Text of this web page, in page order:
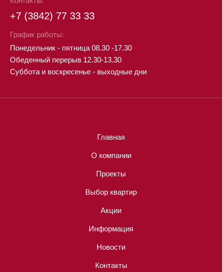
+7 (3842) 77 33 33
График работы:
Понедельник - пятница 08.30 -17.30
Обеденный перерыв 12.30-13.30
Суббота и воскресенье - выходные дни
Главная
О компании
Проекты
Выбор квартир
Акции
Информация
Новости
Контакты